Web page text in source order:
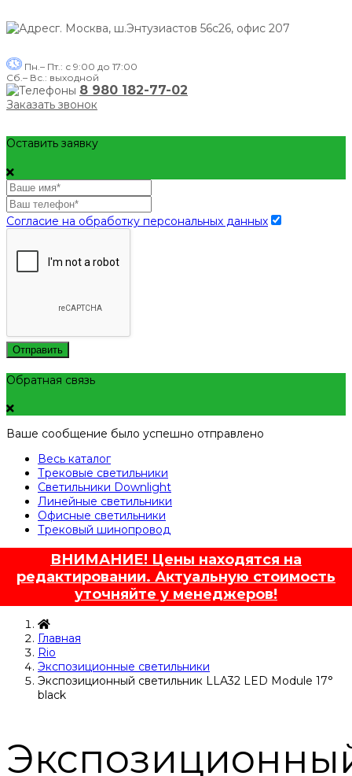
г. Москва, ш.Энтузиастов 56с26, офис 207
Пн.– Пт.: с 9:00 до 17:00
Сб.– Вс.: выходной
8 980 182-77-02
Заказать звонок
Оставить заявку
Согласие на обработку персональных данных
Отправить
Обратная связь
Ваше сообщение было успешно отправлено
Весь каталог
Трековые светильники
Светильники Downlight
Линейные светильники
Офисные светильники
Трековый шинопровод
ВНИМАНИЕ! Цены находятся на
редактировании. Актуальную стоимость
уточняйте у менеджеров!
Главная
Rio
Экспозиционные светильники
Экспозиционный светильник LLA32 LED Module 17°
black